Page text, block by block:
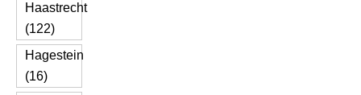
Haastrecht
(122)
Hagestein
(16)